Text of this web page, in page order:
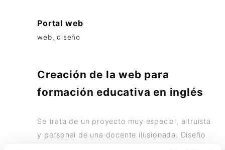
Portal web
web, diseño
Creación de la web para
formación educativa en inglés
Se trata de un proyecto muy especial, altruista
y personal de una docente ilusionada. Diseño